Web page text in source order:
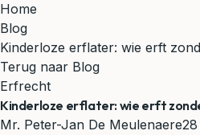
Home
Blog
Kinderloze erflater: wie erft
Terug naar Blog
Erfrecht
Kinderloze erflater: wie erft
Mr. Peter-Jan De Meulenaere